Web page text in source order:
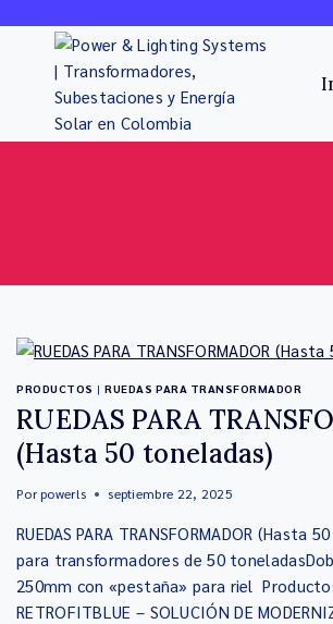
PRODUCTOS |RUEDAS PARA TRANSFORMADOR
RUEDAS PARA
(Hasta 50 toneladas)
Porpowerls septiembre 22, 2025
RUEDAS PARA TRANSFORMADOR (Hasta
para transformadores de 50
250mm con «pestaña» para riel
RETROFITBLUE – SOLUCIÓN DE